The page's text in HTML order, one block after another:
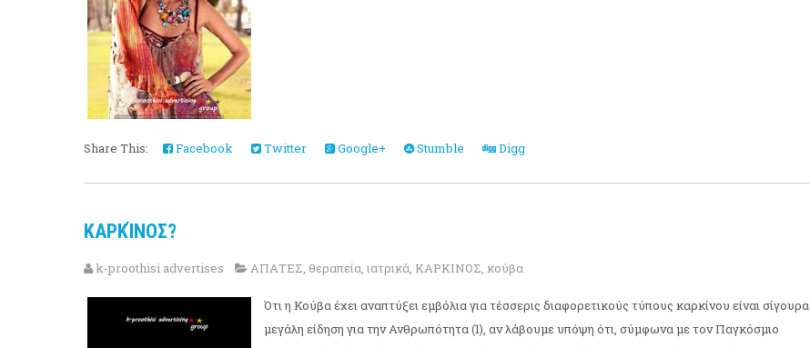
Share This: Facebook Twitter Google+ Stumble Digg
ΚΑΡΚΊΝΟΣ?
k-proothisi advertises ΑΠΑΤΕΣ, θεραπεία, ιατρικά, ΚΑΡΚΙΝΟΣ, κούβα
Ότι η Κούβα έχει αναπτύξει εμβόλια για τέσσερις διαφορετικούς τύπους καρκίνου είναι σίγουρα
μεγάλη είδηση ​​για την Ανθρωπότητα (1), αν λάβουμε υπόψη ότι, σύμφωνα με τον Παγκόσμιο